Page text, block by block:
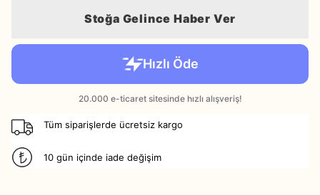
Stoğa Gelince Haber Ver
Tüm siparişlerde ücretsiz kargo
10 gün içinde iade değişim